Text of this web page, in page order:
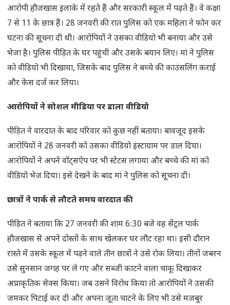
आरोपी हौजखास इलाके में रहते हैं और सरकारी स्कूल में पढ़ते हैं। वे कक्षा
7 से 11 के छात्र हैं। 28 जनवरी की रात पुलिस को एक महिला ने फोन कर
घटना की सूचना दी थी। आरोपियों ने उसका वीडियो भी बनाया और उसे
भेजा है। पुलिस पीड़ित के घर पहुंची और उसके बयान लिए। मां ने पुलिस
को वीडियो भी दिखाया, जिसके बाद पुलिस ने बच्चे की काउंसलिंग कराई
और केस दर्ज कर लिया।
आरोपियों ने सोशल मीडिया पर डाला वीडियो
पीड़ित ने वारदात के बाद परिवार को कुछ नहीं बताया। बावजूद इसके
आरोपियों ने 28 जनवरी को उसका वीडियो इंस्टाग्राम पर डाल दिया।
आरोपियों ने अपने वॉट्सऐप पर भी स्टेटस लगाया और बच्चे की मां को
वीडियो भेज दिया। इसे देखने के बाद मां ने पुलिस को सूचना दी।
छात्रों ने पार्क से लौटते समय वारदात की
पीड़ित ने बताया कि 27 जनवरी की शाम 6:30 बजे वह सेंट्रल पार्क
हौजखास से अपने दोस्तों के साथ खेलकर घर लौट रहा था। इसी दौरान
रास्ते में उसके स्कूल में पढ़ने वाले तीन छात्रों ने उसे रोक लिया। तीनों जबरन
उसे सुनसान जगह पर ले गए और सब्जी काटने वाला चाकू दिखाकर
अप्राकृतिक सेक्स किया। जब उसने विरोध किया तो आरोपियों ने उसकी
जमकर पिटाई कर दी और अपना जूता चाटने के लिए भी उसे मजबूर